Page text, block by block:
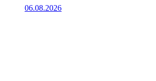
06.08.2026